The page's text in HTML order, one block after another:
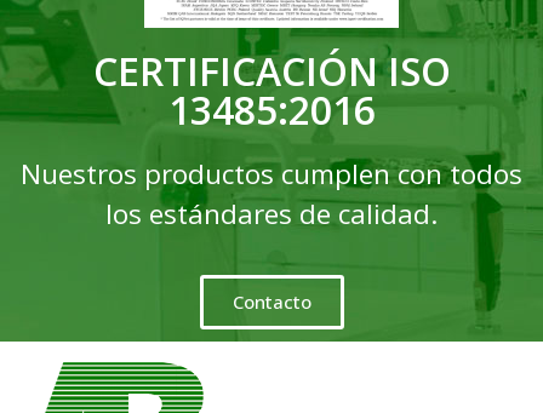
CERTIFICACIÓN ISO
13485:2016
Nuestros productos cumplen con todos
los estándares de calidad.
Contacto